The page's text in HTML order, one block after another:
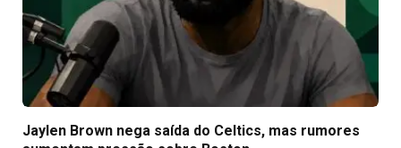
Jaylen Brown nega saída do Celtics, mas rumores